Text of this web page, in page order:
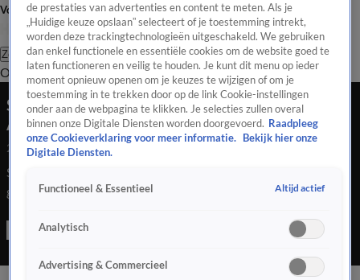
Volg Hart van Nederland
Zoeken
OverzichtRegioUitzendingenWeerTip de redactiePanelVideo's
Supermarkt recht tegenover politiebureau in
Amsterdam getroffen door explosie
23 jan 2023, 10:43
Supermarkt recht tegenover politiebureau in Amsterdam
getroffen door explosie
de prestaties van advertenties en content te meten. Als je
„Huidige keuze opslaan” selecteert of je toestemming intrekt,
worden deze trackingtechnologieën uitgeschakeld. We gebruiken
dan enkel functionele en essentiële cookies om de website goed te
laten functioneren en veilig te houden. Je kunt dit menu op ieder
moment opnieuw openen om je keuzes te wijzigen of om je
toestemming in te trekken door op de link Cookie-instellingen
onder aan de webpagina te klikken. Je selecties zullen overal
binnen onze Digitale Diensten worden doorgevoerd. Raadpleeg
onze Cookieverklaring voor meer informatie.
Bekijk hier onze
Digitale Diensten.
Functioneel & Essentieel Altijd actief
Analytisch
Advertising & Commercieel